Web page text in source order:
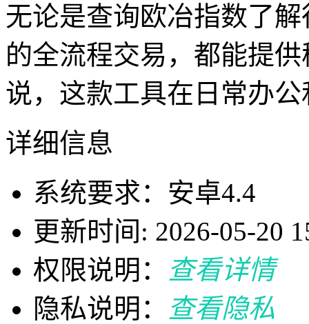
无论是查询欧冶指数了
的全流程交易，都能提
说，这款工具在日常办
详细信息
系统要求：安卓4.4
更新时间: 2026-05-20
权限说明：
查看详情
隐私说明：
查看隐私